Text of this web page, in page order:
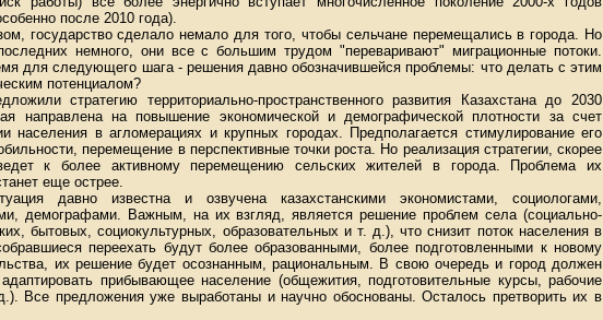
после 2010 года).
государство сделало немало для того, чтобы сельчане перемещались в города. Но
немного, они все с большим трудом "переваривают" миграционные потоки.
для следующего шага - решения давно обозначившейся проблемы: что делать с этим
потенциалом?
стратегию территориально-пространственного развития Казахстана до 2030
направлена на повышение экономической и демографической плотности за счет
населения в агломерациях и крупных городах. Предполагается стимулирование его
перемещение в перспективные точки роста. Но реализация стратегии, скорее
к более активному перемещению сельских жителей в города. Проблема их
еще острее.
давно известна и озвучена казахстанскими экономистами, социологами,
демографами. Важным, на их взгляд, является решение проблем села (социально-
бытовых, социокультурных, образовательных и т. д.), что снизит поток населения в
переехать будут более образованными, более подготовленными к новому
их решение будет осознанным, рациональным. В свою очередь и город должен
прибывающее население (общежития, подготовительные курсы, рабочие
Все предложения уже выработаны и научно обоснованы. Осталось претворить их в